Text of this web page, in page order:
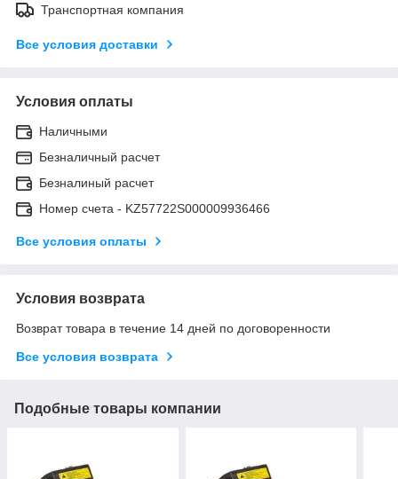
Транспортная компания
Все условия доставки
Условия оплаты
Наличными
Безналичный расчет
Безналиный расчет
Номер счета - KZ57722S000009936466
Все условия оплаты
Условия возврата
Возврат товара в течение 14 дней по договоренности
Все условия возврата
Подобные товары компании